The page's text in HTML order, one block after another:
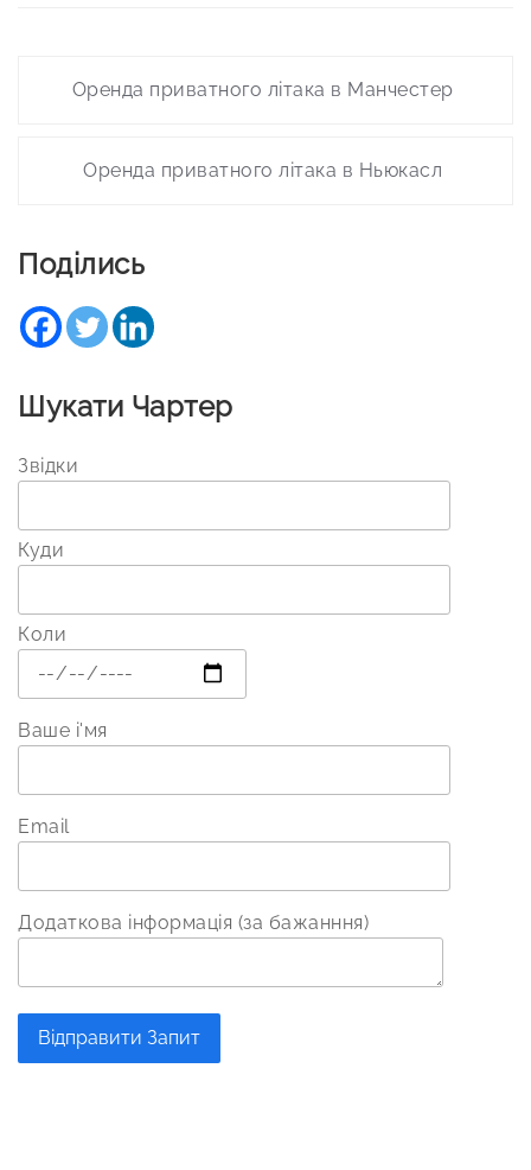
navigation
Оренда приватного літака в Манчестер
Оренда приватного літака в Ньюкасл
Поділись
Шукати Чартер
Звідки
Куди
Коли
Ваше і'мя
Email
Додаткова інформація (за бажанння)